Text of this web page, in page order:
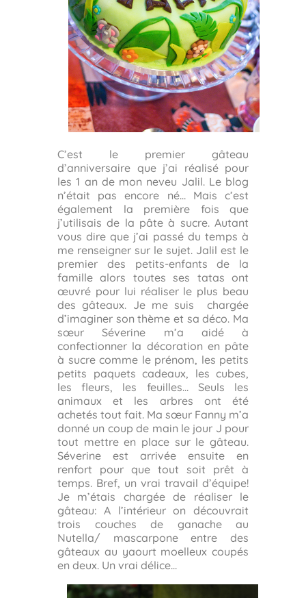
C’est le premier gâteau
d’anniversaire que j’ai réalisé pour
les 1 an de mon neveu Jalil. Le blog
n’était pas encore né… Mais c’est
également la première fois que
j’utilisais de la pâte à sucre. Autant
vous dire que j’ai passé du temps à
me renseigner sur le sujet. Jalil est le
premier des petits-enfants de la
famille alors toutes ses tatas ont
œuvré pour lui réaliser le plus beau
des gâteaux. Je me suis chargée
d’imaginer son thème et sa déco. Ma
sœur Séverine m’a aidé à
confectionner la décoration en pâte
à sucre comme le prénom, les petits
petits paquets cadeaux, les cubes,
les fleurs, les feuilles… Seuls les
animaux et les arbres ont été
achetés tout fait. Ma sœur Fanny m’a
donné un coup de main le jour J pour
tout mettre en place sur le gâteau.
Séverine est arrivée ensuite en
renfort pour que tout soit prêt à
temps. Bref, un vrai travail d’équipe!
Je m’étais chargée de réaliser le
gâteau: A l’intérieur on découvrait
trois couches de ganache au
Nutella/ mascarpone entre des
gâteaux au yaourt moelleux coupés
en deux. Un vrai délice…